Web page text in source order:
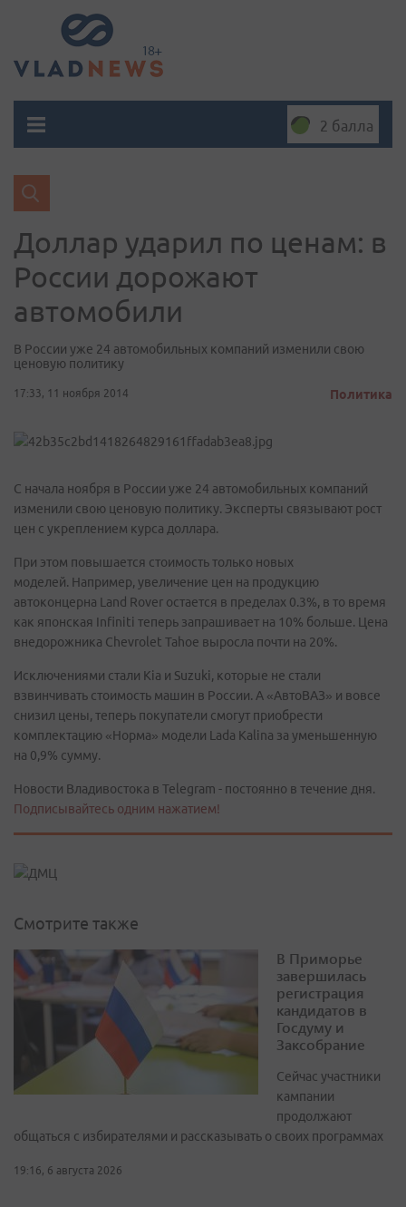
2 балла
Доллар ударил по ценам: в
России дорожают
автомобили
В России уже 24 автомобильных компаний изменили свою
ценовую политику
17:33, 11 ноября 2014 Политика
С начала ноября в России уже 24 автомобильных компаний
изменили свою ценовую политику. Эксперты связывают рост
цен с укреплением курса доллара.
При этом повышается стоимость только новых
моделей. Например, увеличение цен на продукцию
автоконцерна Land Rover остается в пределах 0.3%, в то время
как японская Infiniti теперь запрашивает на 10% больше. Цена
внедорожника Chevrolet Tahoe выросла почти на 20%.
Исключениями стали Kia и Suzuki, которые не стали
взвинчивать стоимость машин в России. А «АвтоВАЗ» и вовсе
снизил цены, теперь покупатели смогут приобрести
комплектацию «Норма» модели Lada Kalina за уменьшенную
на 0,9% сумму.
Новости Владивостока в Telegram - постоянно в течение дня.
Подписывайтесь одним нажатием!
Смотрите также
В Приморье
завершилась
регистрация
кандидатов в
Госдуму и
Заксобрание
Сейчас участники
кампании
продолжают
общаться с избирателями и рассказывать о своих программах
19:16, 6 августа 2026